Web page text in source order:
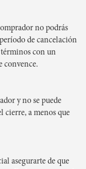
no podrás
de cancelación
términos con un
convence.
y no se puede
cierre, a menos que
asegurarte de que